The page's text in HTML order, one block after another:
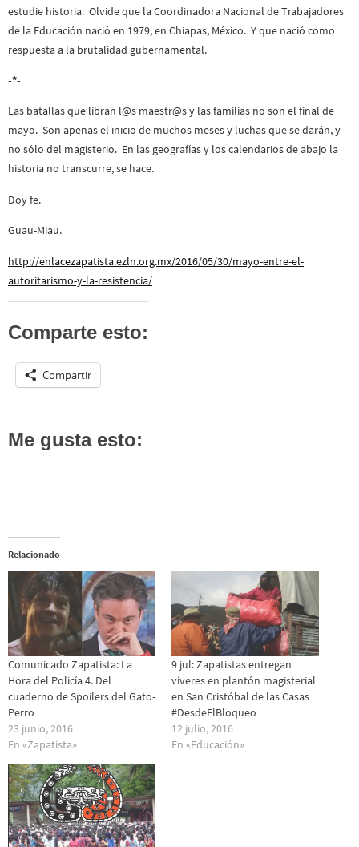
estudie historia. Olvide que la Coordinadora Nacional de Trabajadores
de la Educación nació en 1979, en Chiapas, México. Y que nació como
respuesta a la brutalidad gubernamental.
-*-
Las batallas que libran l@s maestr@s y las familias no son el final de
mayo. Son apenas el inicio de muchos meses y luchas que se darán, y
no sólo del magisterio. En las geografías y los calendarios de abajo la
historia no transcurre, se hace.
Doy fe.
Guau-Miau.
http://enlacezapatista.ezln.org.mx/2016/05/30/mayo-entre-el-
autoritarismo-y-la-resistencia/
Comparte esto:
Compartir
Me gusta esto:
Relacionado
Comunicado Zapatista: La
Hora del Policía 4. Del
cuaderno de Spoilers del Gato-
Perro
23 junio, 2016
En «Zapatista»
9 jul: Zapatistas entregan
víveres en plantón magisterial
en San Cristóbal de las Casas
#DesdeElBloqueo
12 julio, 2016
En «Educación»